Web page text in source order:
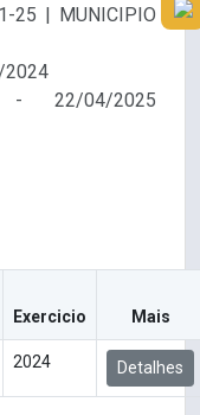
25 | MUNICIPIO
- 22/04/2025
Exercicio Mais
2024 Detalhes